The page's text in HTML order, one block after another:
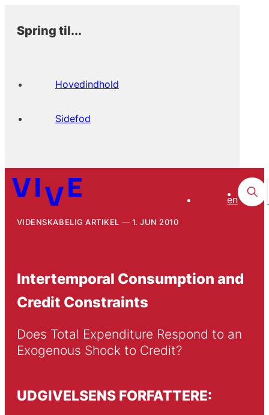
Spring til...
Hovedindhold
Sidefod
en
VIDENSKABELIG ARTIKEL 1. JUN 2010
Intertemporal Consumption and
Credit Constraints
Does Total Expenditure Respond to an
Exogenous Shock to Credit?
UDGIVELSENS FORFATTERE: